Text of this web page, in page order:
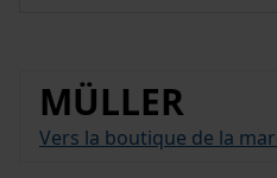
MÜLLER
Vers la boutique de la